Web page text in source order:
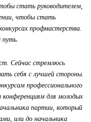
стать руководителем,
чтобы стать
профмастерства.
путь.
Сейчас стремлюсь
себя с лучшей стороны.
профессионального
для молодых
партии, который
или до начальника